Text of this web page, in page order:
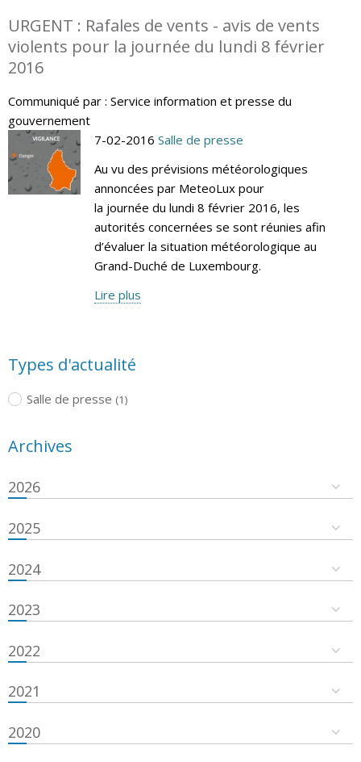
URGENT : Rafales de vents - avis de vents
violents pour la journée du lundi 8 février
2016
Communiqué par : Service information et presse du
gouvernement
7-02-2016 Salle de presse
Au vu des prévisions météorologiques
annoncées par MeteoLux pour
la journée du lundi 8 février 2016, les
autorités concernées se sont réunies afin
d’évaluer la situation météorologique au
Grand-Duché de Luxembourg.
Lire plus
Types d'actualité
Salle de presse (1)
Archives
2026
2025
2024
2023
2022
2021
2020